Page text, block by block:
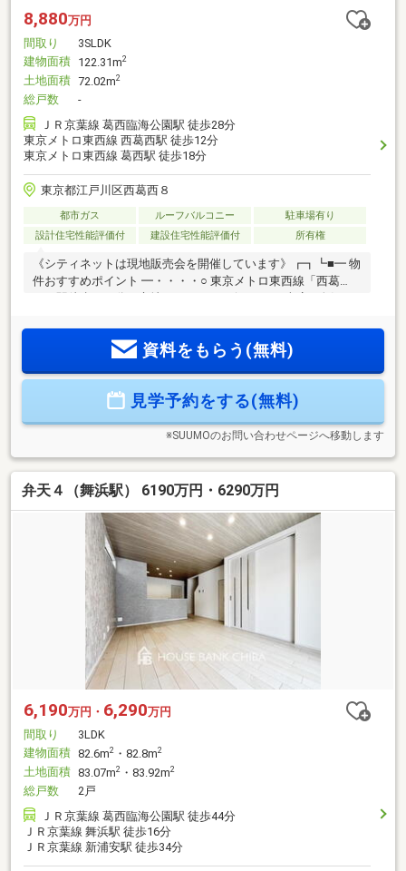
8,880万円
間取り
3SLDK
建物面積 122.31m2
土地面積 72.02m2
総戸数
-
ＪＲ京葉線 葛西臨海公園駅 徒歩28分
東京メトロ東西線 西葛西駅 徒歩12分
東京メトロ東西線 葛西駅 徒歩18分
東京都江戸川区西葛西８
都市ガス ルーフバルコニー
駐車場有り
設計住宅性能評価付
建設住宅性能評価付 所有権
《シティネットは現地販売会を開催しています》┏┓┗■━ 物
件おすすめポイント ━・・・・○ 東京メトロ東西線「西葛
西」駅徒歩１４分の立地○ ３SLDK＋ビルトイン車庫○ 人気の
は広いシューズクローク（可動棚付）○ ２０．７５帖の広い
LDK（お洒落な空間を演出、下がり壁を作り間接照明が付きま
社様「西葛西駅前」のショールームにて建物プレゼンテーシ
ョン承っております。完成済み物件のご内覧も出来ますので
資料をもらう(無料)
見学予約をする(無料)
※SUUMOのお問い合わせページへ移動します
弁天４（舞浜駅） 6190万円・6290万円
6,190万円・ 6,290万円
間取り
3LDK
建物面積 82.6m2 ・82.8m2
土地面積 83.07m2 ・83.92m2
総戸数
2戸
ＪＲ京葉線 葛西臨海公園駅 徒歩44分
ＪＲ京葉線 舞浜駅 徒歩16分
ＪＲ京葉線 新浦安駅 徒歩34分